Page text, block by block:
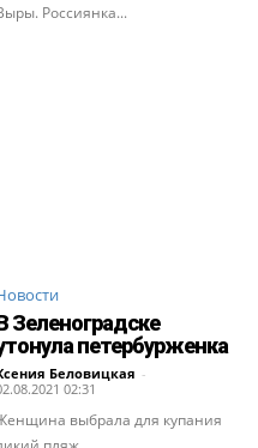
Россиянка...
Зеленоградске
петербурженка
Беловицкая -
02:31
выбрала для купания